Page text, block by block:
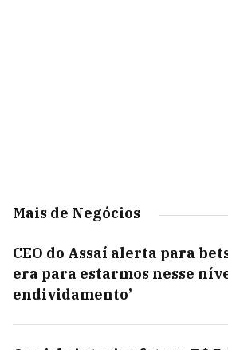
Mais de Negócios
CEO do Assaí alerta para
era para estarmos nesse
endividamento’